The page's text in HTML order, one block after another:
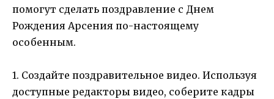
помогут сделать поздравление с Днем
Рождения Арсения по-настоящему
особенным.
1. Создайте поздравительное видео. Используя
доступные редакторы видео, соберите кадры